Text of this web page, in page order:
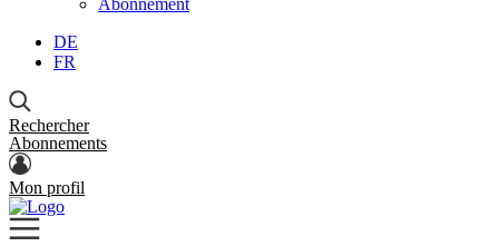
Abonnement
DE
FR
Rechercher
Abonnements
Mon profil